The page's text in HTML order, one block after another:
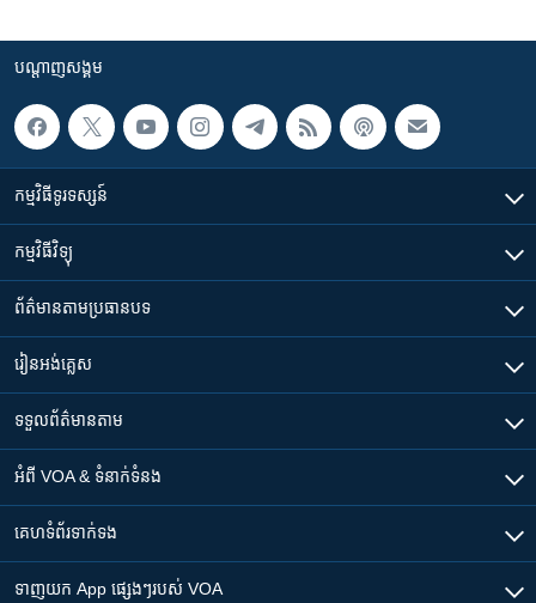
បណ្តាញ​សង្គម
កម្មវិធី​ទូរទស្សន៍
កម្មវិធី​វិទ្យុ
ព័ត៌មាន​តាមប្រធានបទ​
រៀន​​អង់គ្លេស
ទទួល​ព័ត៌មាន​តាម
អំពី​ VOA & ទំនាក់ទំនង
គេហទំព័រ​​ទាក់ទង
ទាញយក​ App ផ្សេងៗ​របស់​ VOA